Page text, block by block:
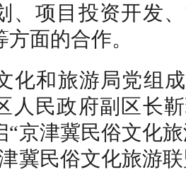
、项目投资开发
面的合作。
化和旅游局党组
人民政府副区长
“京津冀民俗文化
冀民俗文化旅游